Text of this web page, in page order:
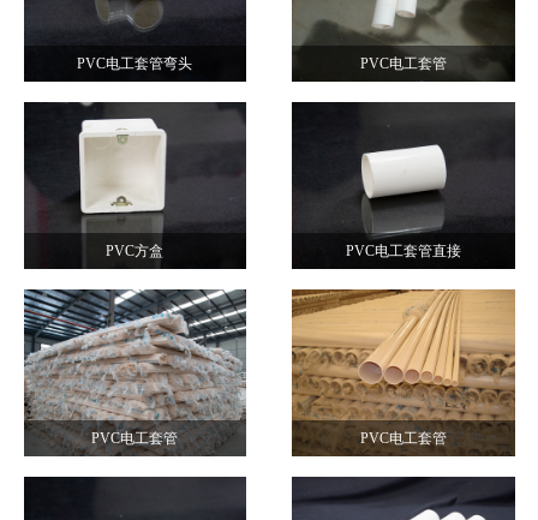
PVC电工套管弯头 PVC电工套管
PVC方盒 PVC电工套管直接
PVC电工套管 PVC电工套管